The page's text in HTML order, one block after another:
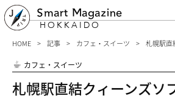
Smart Magazine
HOKKAIDO
HOME 記事 カフェ・スイーツ 札幌駅直
カフェ・スイーツ
札幌駅直結クィーンズソ